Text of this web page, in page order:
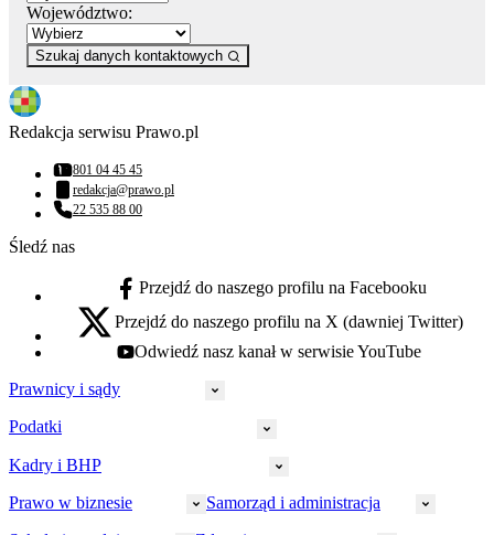
Województwo:
Szukaj danych kontaktowych
Redakcja serwisu Prawo.pl
Numer telefonu:
801 04 45 45
Adres email:
redakcja@prawo.pl
Numer telefonu:
22 535 88 00
Śledź nas
facebook - otwiera się w nowej karcie
Przejdź do naszego profilu na Facebooku
x - otwiera się w nowej karcie
Przejdź do naszego profilu na X (dawniej Twitter)
youtube - otwiera się w nowej karcie
Odwiedź nasz kanał w serwisie YouTube
Prawnicy i sądy
Prawnicy
Policja
Podatki
CIT
Kadry i BHP
Prawo w biznesie Samorząd i administracja